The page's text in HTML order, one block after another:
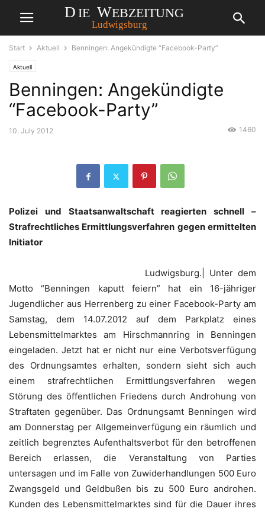
Start Aktuell Benningen: Angekündigte “Facebook-Party”
Aktuell
Benningen: Angekündigte
“Facebook-Party”
10. July 2012 1460
Polizei und Staatsanwaltschaft reagierten schnell –
Strafrechtliches Ermittlungsverfahren gegen ermittelten
Initiator
Ludwigsburg.| Unter dem
Motto “Benningen kaputt feiern” hat ein 16-jähriger
Jugendlicher aus Herrenberg zu einer Facebook-Party am
Samstag, dem 14.07.2012 auf dem Parkplatz eines
Lebensmittelmarktes am Hirschmannring in Benningen
eingeladen. Jetzt hat er nicht nur eine Verbotsverfügung
des Ordnungsamtes erhalten, sondern sieht sich auch
einem strafrechtlichen Ermittlungsverfahren wegen
Störung des öffentlichen Friedens durch Androhung von
Straftaten gegenüber. Das Ordnungsamt Benningen wird
am Donnerstag per Allgemeinverfügung ein räumlich und
zeitlich begrenztes Aufenthaltsverbot für den betroffenen
Bereich erlassen, die Veranstaltung von Parties
untersagen und im Falle von Zuwiderhandlungen 500 Euro
Zwangsgeld und Geldbußen bis zu 500 Euro androhen.
Kunden des Lebensmittelmarktes sind für die Dauer ihres